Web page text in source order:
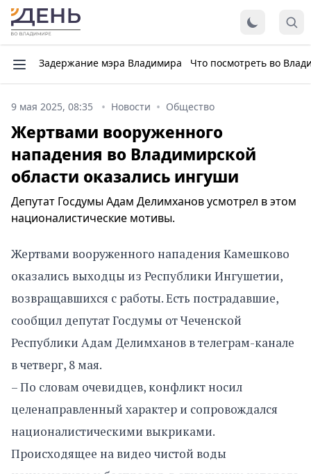
Задержание мэра Владимира Что посмотреть во
9 мая 2025, 08:35 Новости Общество
Жертвами вооруженного
нападения во Владимирской
области оказались ингуши
Депутат Госдумы Адам Делимханов усмотрел в этом
националистические мотивы.
Жертвами вооруженного нападения Камешково
оказались выходцы из Республики Ингушетии,
возвращавшихся с работы. Есть пострадавшие,
сообщил депутат Госдумы от Чеченской
Республики Адам Делимханов в телеграм-канале
в четверг, 8 мая.
– По словам очевидцев, конфликт носил
целенаправленный характер и сопровождался
националистическими выкриками.
Происходящее на видео чистой воды